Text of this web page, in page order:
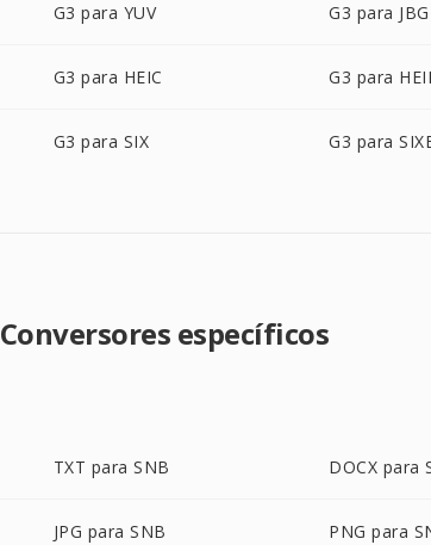
G3 para YUV G3 para JBG
G3 para HEIC G3 para
G3 para SIX G3 para
Conversores específicos
TXT para SNB DOCX para
JPG para SNB PNG para